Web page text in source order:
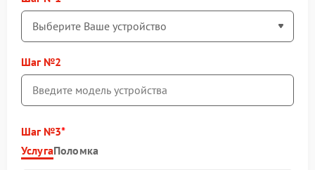
Шаг №2
Шаг №3
УслугаПоломка